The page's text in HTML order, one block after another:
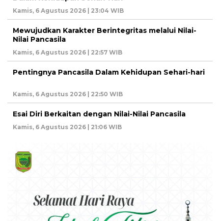
Kamis, 6 Agustus 2026 | 23:04 WIB
Mewujudkan Karakter Berintegritas melalui Nilai-
Nilai Pancasila
Kamis, 6 Agustus 2026 | 22:57 WIB
Pentingnya Pancasila Dalam Kehidupan Sehari-hari
Kamis, 6 Agustus 2026 | 22:50 WIB
Esai Diri Berkaitan dengan Nilai-Nilai Pancasila
Kamis, 6 Agustus 2026 | 21:06 WIB